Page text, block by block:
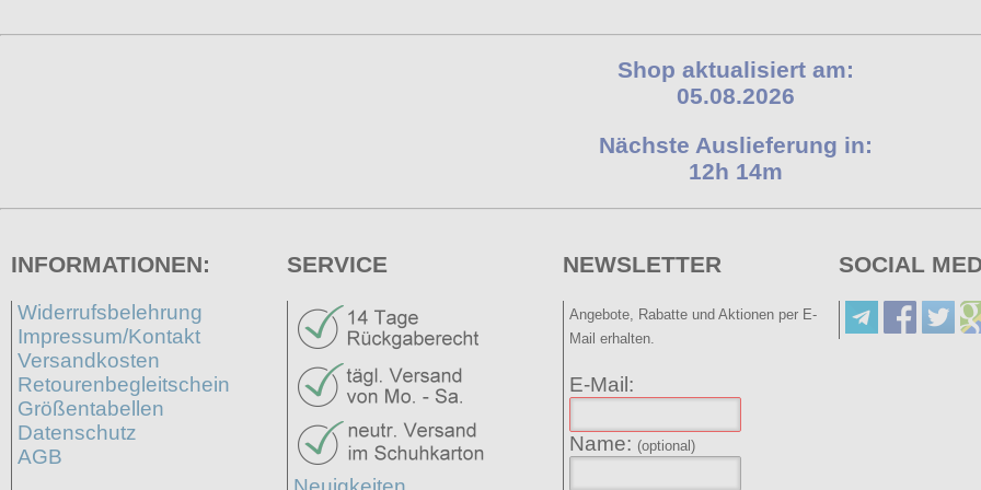
Shop aktualisiert am:
05.08.2026
Nächste Auslieferung in:
12h 14m
INFORMATIONEN:
Widerrufsbelehrung
Impressum/Kontakt
Versandkosten
Retourenbegleitschein
Größentabellen
Datenschutz
AGB
SERVICE NEWSLETTER
Angebote, Rabatte und Aktionen per E-
Mail erhalten.
E-Mail:
Name: (optional)
SOCIAL